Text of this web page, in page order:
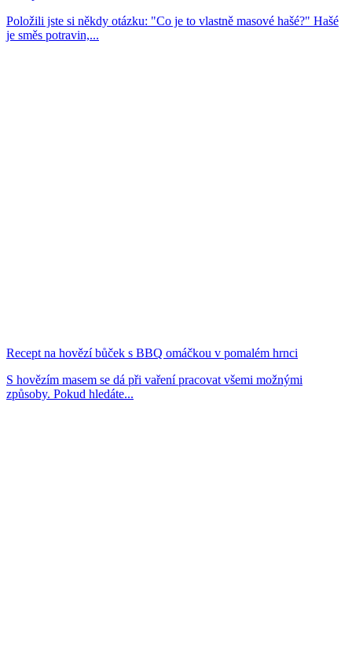
Položili jste si někdy otázku: "Co je to vlastně masové hašé?" Hašé
je směs potravin,...
Recept na hovězí bůček s BBQ omáčkou v pomalém hrnci
S hovězím masem se dá při vaření pracovat všemi možnými
způsoby. Pokud hledáte...